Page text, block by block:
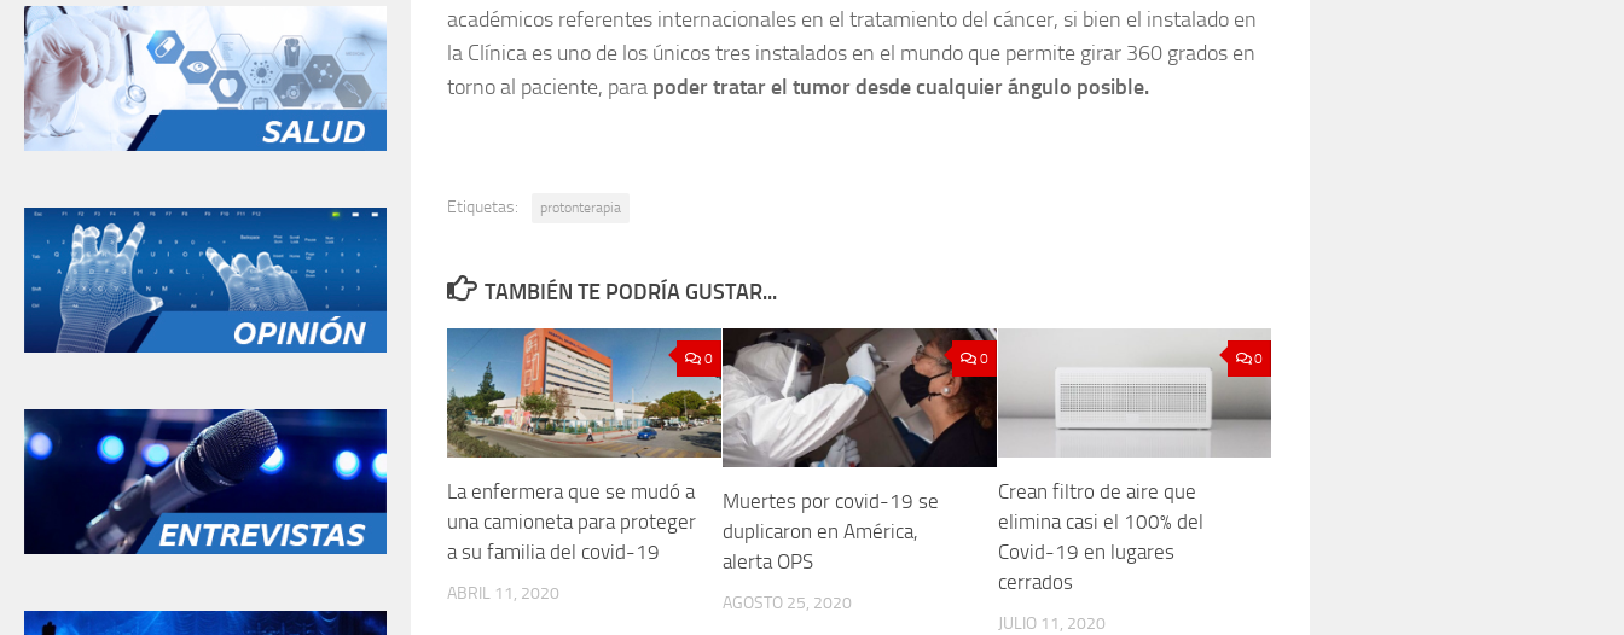
académicos referentes internacionales en el tratamiento del cáncer, si bien el instalado en
la Clínica es uno de los únicos tres instalados en el mundo que permite girar 360 grados en
torno al paciente, para poder tratar el tumor desde cualquier ángulo posible.
Etiquetas: protonterapia
TAMBIÉN TE PODRÍA GUSTAR...
0
La enfermera que se mudó a
una camioneta para proteger
a su familia del covid-19
ABRIL 11, 2020
0
Muertes por covid-19 se
duplicaron en América,
alerta OPS
AGOSTO 25, 2020
0
Crean filtro de aire que
elimina casi el 100% del
Covid-19 en lugares
cerrados
JULIO 11, 2020